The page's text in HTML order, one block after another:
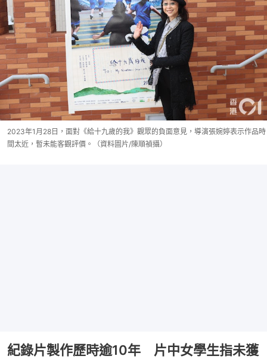
2023年1月28日，面對《給十九歲的我》觀眾的負面意見，導演張婉婷表示作品時
間太近，暫未能客觀評價。（資料圖片/陳順禎攝）
紀錄片製作歷時逾10年 片中女學生指未獲